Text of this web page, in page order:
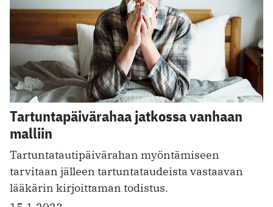
Tartuntapäivärahaa jatkossa vanhaan
malliin
Tartuntatautipäivärahan myöntämiseen
tarvitaan jälleen tartuntataudeista vastaavan
lääkärin kirjoittaman todistus.